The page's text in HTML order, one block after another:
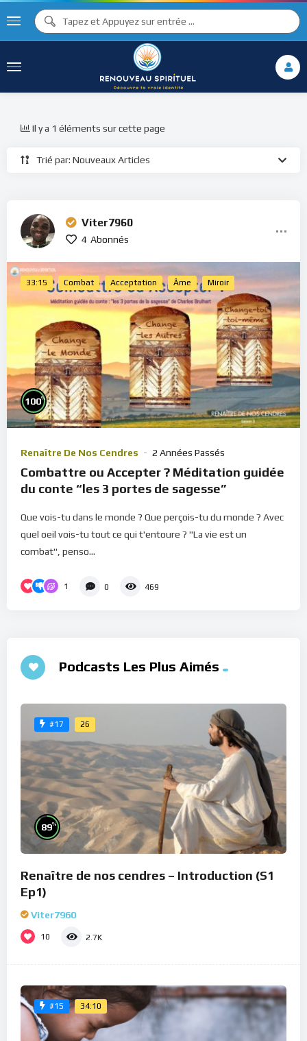
Trié par: Nouveaux Articles
Il y a 1 éléments sur cette page
Viter7960
4 Abonnés
33:15 Combat Acceptation Âme Miroir
100%
Renaître De Nos Cendres 2 Années Passés
Combattre ou Accepter ? Méditation guidée
du conte “les 3 portes de sagesse”
Que vois-tu dans le monde ? Que perçois-tu du monde ? Avec
quel oeil vois-tu tout ce qui t'entoure ? "La vie est un
combat", penso...
1 0 469
Podcasts Les Plus Aimés
#17 26
89%
Renaître de nos cendres – Introduction (S1
Ep1)
Viter7960
10 2.7K
#15 34:10